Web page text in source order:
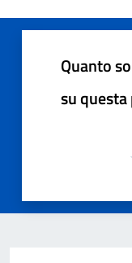
Quanto
su